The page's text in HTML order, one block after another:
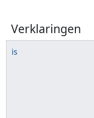
Verklaringen
is